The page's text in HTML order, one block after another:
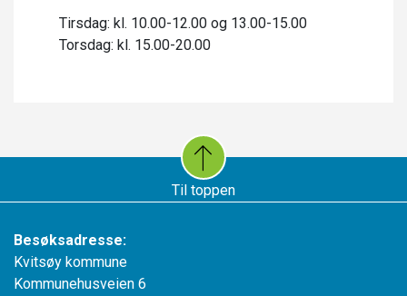
Tirsdag: kl. 10.00-12.00 og 13.00-15.00
Torsdag: kl. 15.00-20.00
Til toppen
Besøksadresse:
Kvitsøy kommune
Kommunehusveien 6